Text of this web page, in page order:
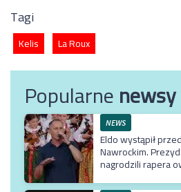
Tagi
Kelis La Roux
Popularnenewsy
NEWS
Eldo wystąpił
Nawrockim.
nagrodzili rapera